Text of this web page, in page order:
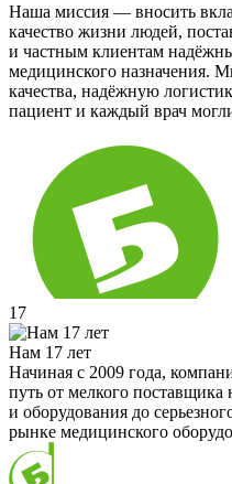
Наша миссия — вносить
качество жизни людей,
и частным клиентам
медицинского назначения.
качества, надёжную
пациент и каждый врач
17
Нам 17 лет
Начиная с 2009 года,
путь от мелкого поставщика
и оборудования до
рынке медицинского